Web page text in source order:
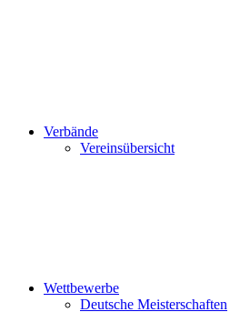
Verbände
Vereinsübersicht
Wettbewerbe
Deutsche Meisterschaften